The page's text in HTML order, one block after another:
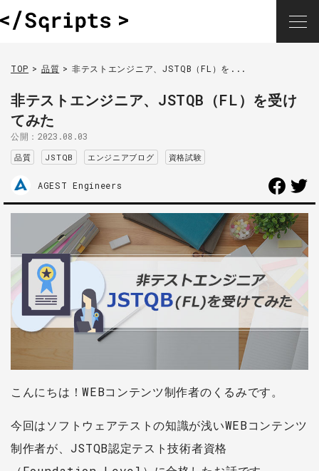
TOP 品質 非テストエンジニア、JSTQB（FL）を...
非テストエンジニア、JSTQB（FL）を受け
てみた
公開：2023.08.03
品質 JSTQB エンジニアブログ 資格試験
AGEST Engineers
こんにちは！WEBコンテンツ制作者のくるみです。
今回はソフトウェアテストの知識が浅いWEBコンテンツ
制作者が、JSTQB認定テスト技術者資格